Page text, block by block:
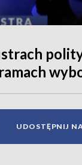
UDOSTĘPNIJ